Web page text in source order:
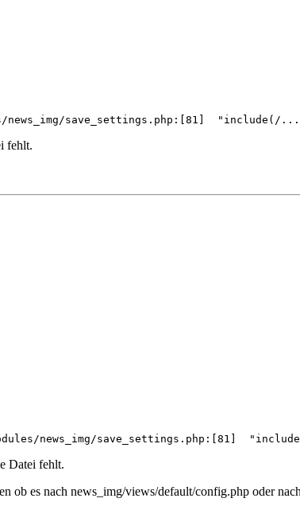
news_img/save_settings.php:[81]
fehlt.
news_img/save_settings.php:[81]
Datei fehlt.
ob es nach news_img/views/default/config.php oder